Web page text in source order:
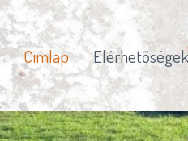
Címlap Elérhetőségek